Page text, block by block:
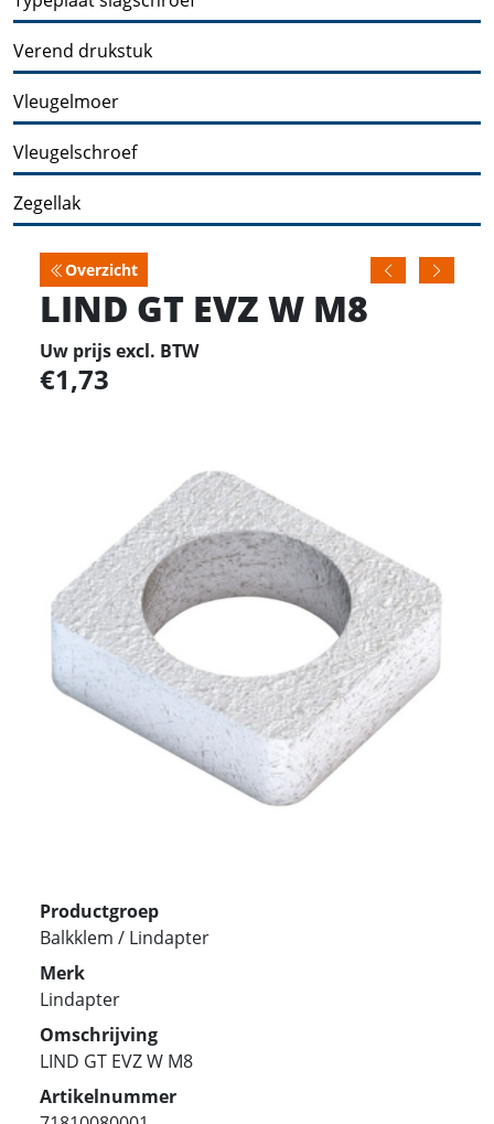
Verend drukstuk
Vleugelmoer
Vleugelschroef
Zegellak
Overzicht
LIND GT EVZ W M8
Uw prijs excl. BTW
1,73
Productgroep
Balkklem / Lindapter
Merk
Lindapter
Omschrijving
LIND GT EVZ W M8
Artikelnummer